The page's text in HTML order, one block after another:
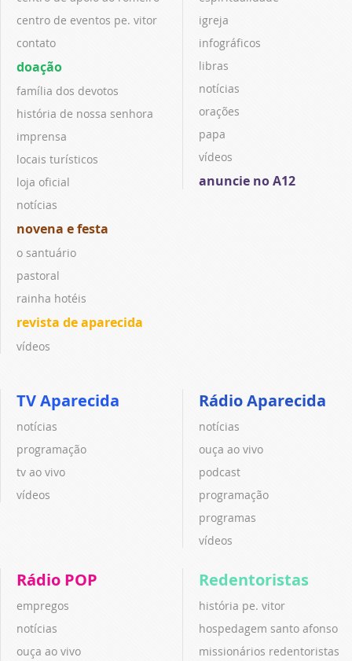
centro de eventos pe. vitor
contato
doação
família dos devotos
história de nossa senhora
imprensa
locais turísticos
loja oficial
notícias
novena e festa
o santuário
pastoral
rainha hotéis
revista de aparecida
vídeos
igreja
infográficos
libras
notícias
orações
papa
vídeos
anuncie no A12
TV Aparecida
notícias
programação
tv ao vivo
vídeos
Rádio Aparecida
notícias
ouça ao vivo
podcast
programação
programas
vídeos
Rádio POP
empregos
notícias
ouça ao vivo
Redentoristas
história pe. vitor
hospedagem santo afonso
missionários redentoristas